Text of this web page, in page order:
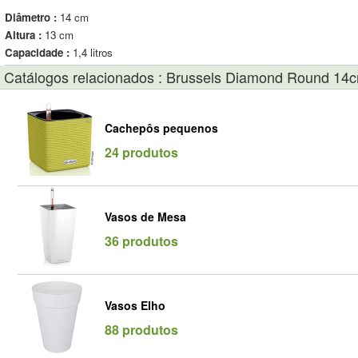
Diâmetro : 14 cm
Altura : 13 cm
Capacidade : 1,4 litros
Catálogos relacionados : Brussels Diamond Round
Cachepôs pequenos
24 produtos
Vasos de Mesa
36 produtos
Vasos Elho
88 produtos